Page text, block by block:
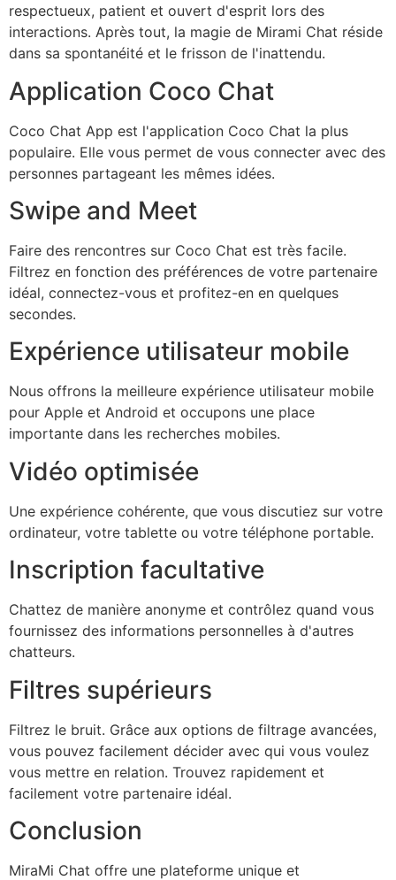
respectueux, patient et ouvert d'esprit lors des
interactions. Après tout, la magie de Mirami Chat réside
dans sa spontanéité et le frisson de l'inattendu.
Application Coco Chat
Coco Chat App est l'application Coco Chat la plus
populaire. Elle vous permet de vous connecter avec des
personnes partageant les mêmes idées.
Swipe and Meet
Faire des rencontres sur Coco Chat est très facile.
Filtrez en fonction des préférences de votre partenaire
idéal, connectez-vous et profitez-en en quelques
secondes.
Expérience utilisateur mobile
Nous offrons la meilleure expérience utilisateur mobile
pour Apple et Android et occupons une place
importante dans les recherches mobiles.
Vidéo optimisée
Une expérience cohérente, que vous discutiez sur votre
ordinateur, votre tablette ou votre téléphone portable.
Inscription facultative
Chattez de manière anonyme et contrôlez quand vous
fournissez des informations personnelles à d'autres
chatteurs.
Filtres supérieurs
Filtrez le bruit. Grâce aux options de filtrage avancées,
vous pouvez facilement décider avec qui vous voulez
vous mettre en relation. Trouvez rapidement et
facilement votre partenaire idéal.
Conclusion
MiraMi Chat offre une plateforme unique et